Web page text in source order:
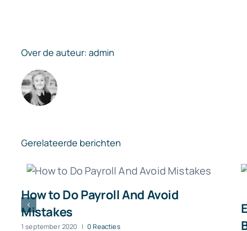
Over de auteur: admin
Gerelateerde berichten
How to Do Payroll And Avoid
Mistakes
1 september 2020 | 0 Reacties